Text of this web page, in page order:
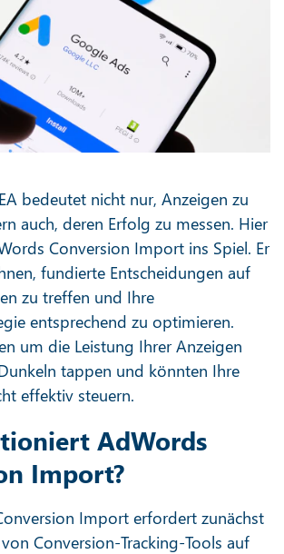
bedeutet nicht nur, Anzeigen zu
auch, deren Erfolg zu messen. Hier
Conversion Import ins Spiel. Er
fundierte Entscheidungen auf
zu treffen und Ihre
entsprechend zu optimieren.
um die Leistung Ihrer Anzeigen
tappen und könnten Ihre
effektiv steuern.
AdWords
Import?
Import erfordert zunächst
Conversion-Tracking-Tools auf